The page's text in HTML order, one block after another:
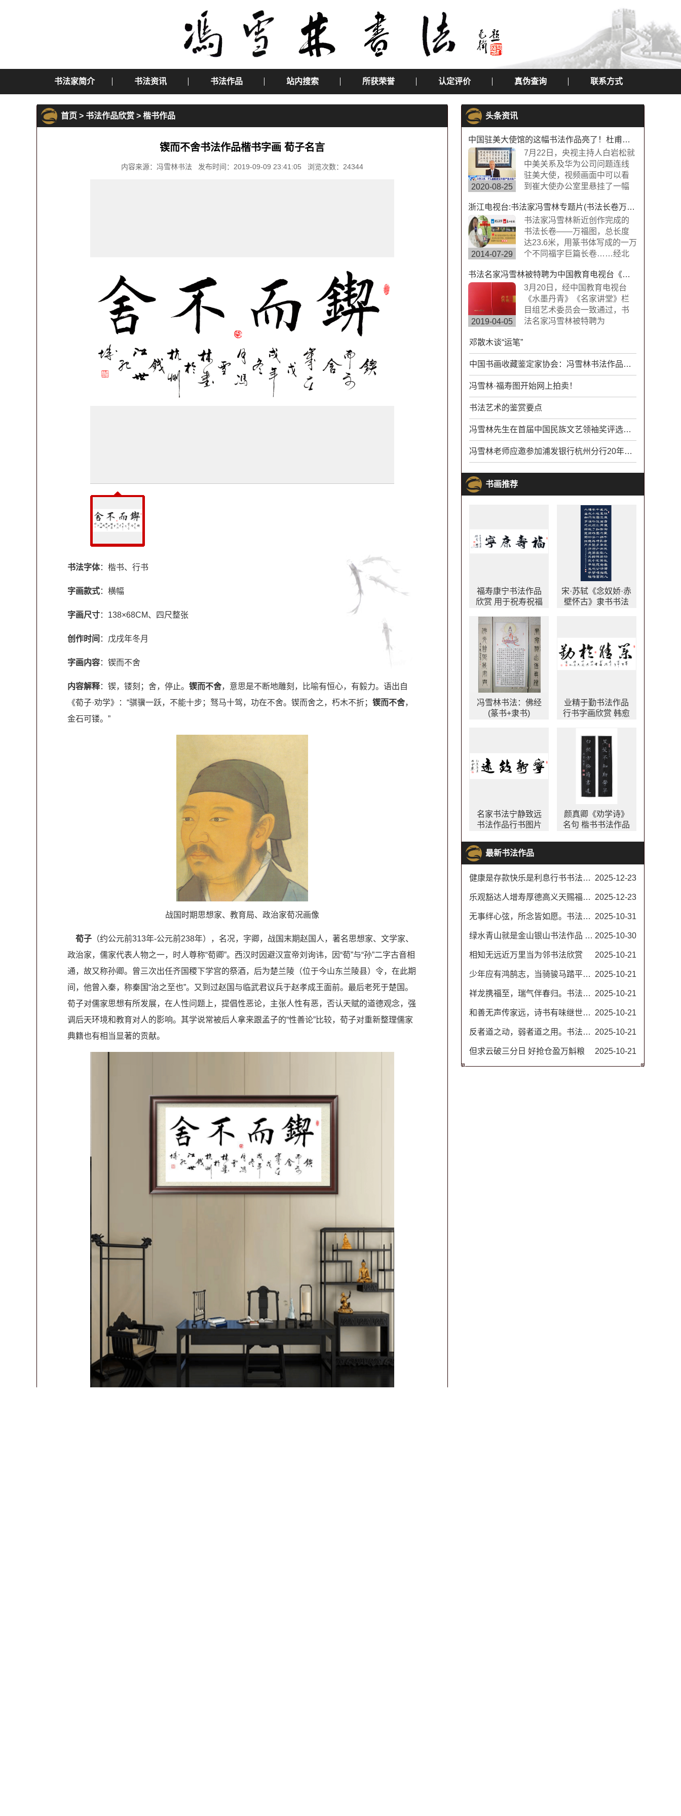
书法家简介 书法资讯 书法作品 站内搜索 所获荣誉 认定评价 真伪查询 联系方式
首页 > 书法作品欣赏 > 楷书作品
锲而不舍书法作品楷书字画 荀子名言
内容来源：冯雪林书法 发布时间：2019-09-09 23:41:05 浏览次数：24344
书法字体：楷书、行书
字画款式：横幅
字画尺寸：138×68CM、四尺整张
创作时间 ：戊戌年冬月
字画内容：锲而不舍
内容解释：锲，镂刻；舍，停止。 锲而不舍，意思是不断地雕刻，比喻有恒心，有毅力。语出自
《荀子·劝学》：“骐骥一跃，不能十步；驽马十驾，功在不舍。锲而舍之，朽木不折； 锲而不舍，
金石可镂。”
战国时期思想家、教育局、政治家荀况画像
荀子 （约公元前313年-公元前238年），名况，字卿，战国末期赵国人，著名思想家、文学家、
政治家，儒家代表人物之一，时人尊称“荀卿”。西汉时因避汉宣帝刘询讳，因“荀”与“孙”二字古音相
通，故又称孙卿。曾三次出任齐国稷下学宫的祭酒，后为楚兰陵（位于今山东兰陵县）令，在此期
间，他曾入秦，称秦国“治之至也”。又到过赵国与临武君议兵于赵孝成王面前。最后老死于楚国。
荀子对儒家思想有所发展，在人性问题上，提倡性恶论，主张人性有恶，否认天赋的道德观念，强
调后天环境和教育对人的影响。其学说常被后人拿来跟孟子的“性善论”比较，荀子对重新整理儒家
典籍也有相当显著的贡献。
头条资讯
中国驻美大使馆的这幅书法作品亮了！杜甫望岳书法作品
2020-08-25
7月22日，央视主持人白岩松就
中美关系及华为公司问题连线
驻美大使，视频画面中可以看
到崔大使办公室里悬挂了一幅
甫的《望岳》，极具内涵，这
幅作品的书法字体是典型欧体
楷书，方圆兼备、严谨工整、
挺劲险峻。
浙江电视台:书法家冯雪林专题片(书法长卷万福图)
2014-07-29
书法家冯雪林新近创作完成的
书法长卷——万福图，总长度
达23.6米，用篆书体写成的一万
个不同福字巨篇长卷……经北
今为止世界上唯一的福字长篇
书法作品，具有很高的搜藏价
值。浙江卫视拍摄组来到杭州
余杭径山风情小镇专门拍摄了
此次专题片。
书法名家冯雪林被特聘为中国教育电视台《水墨丹青》《名家讲堂》栏目组签约艺术家
2019-04-05
3月20日，经中国教育电视台
《水墨丹青》《名家讲堂》栏
目组艺术委员会一致通过，书
法名家冯雪林被特聘为
教育电视台《水墨丹青》是以
“弘扬中华传统文化，传承水墨
艺术精髓”为宗旨，展示现代中
国书画艺术发展变化的大型电
视文化栏目。
邓散木谈“运笔”
中国书画收藏鉴定家协会：冯雪林书法作品具有很高收藏价值
冯雪林·福寿图开始网上拍卖！
书法艺术的鉴赏要点
冯雪林先生在首届中国民族文艺领袖奖评选活动中荣获终身成就奖
冯雪林老师应邀参加浦发银行杭州分行20年活动
书画推荐
福寿康宁书法作品
欣赏 用于祝寿祝福
辈
宋·苏轼《念奴娇·赤
壁怀古》隶书书法
冯雪林书法：佛经
(篆书+隶书)
业精于勤书法作品
行书字画欣赏 韩愈
办公室字画之一
名家书法宁静致远
书法作品行书图片
颜真卿《劝学诗》
名句 楷书书法作品
最新书法作品
2025-12-23
健康是存款快乐是利息行书书法对联
2025-12-23
乐观豁达人增寿厚德高义天赐福书法楷书
2025-10-31
无事绊心弦，所念皆如愿。书法图片
2025-10-30
绿水青山就是金山银山书法作品 名家毛笔行书图片
2025-10-21
相知无远近万里当为邻书法欣赏
2025-10-21
少年应有鸿鹄志，当骑骏马踏平川。励志书法对联
2025-10-21
祥龙携福至，瑞气伴春归。书法春联
2025-10-21
和善无声传家远，诗书有味继世长。隶书书法欣赏 治家格言楹联
2025-10-21
反者道之动，弱者道之用。书法作品 道德经名句
2025-10-21
但求云破三分日 好抢仓盈万斛粮